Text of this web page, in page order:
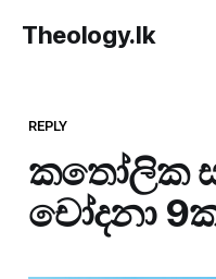
Theology.lk
REPLY
කතෝලික
චෝදනා